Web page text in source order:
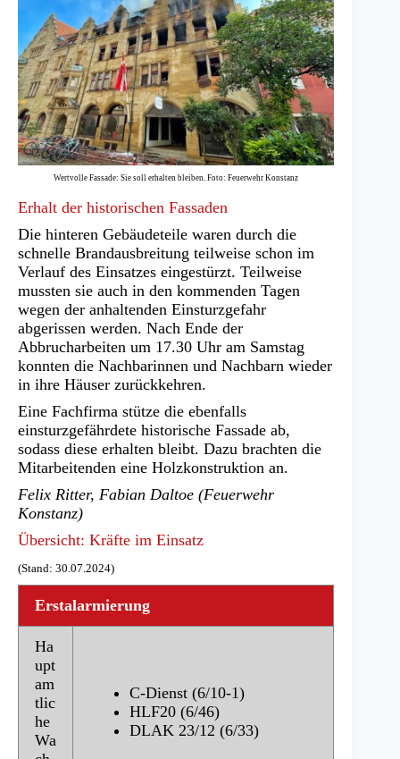
Wertvolle Fassade: Sie soll erhalten bleiben. Foto: Feuerwehr Konstanz
Erhalt der historischen Fassaden
Die hinteren Gebäudeteile waren durch die
schnelle Brandausbreitung teilweise schon im
Verlauf des Einsatzes eingestürzt. Teilweise
mussten sie auch in den kommenden Tagen
wegen der anhaltenden Einsturzgefahr
abgerissen werden. Nach Ende der
Abbrucharbeiten um 17.30 Uhr am Samstag
konnten die Nachbarinnen und Nachbarn wieder
in ihre Häuser zurückkehren.
Eine Fachfirma stütze die ebenfalls
einsturzgefährdete historische Fassade ab,
sodass diese erhalten bleibt. Dazu brachten die
Mitarbeitenden eine Holzkonstruktion an.
Felix Ritter, Fabian Daltoe (Feuerwehr
Konstanz)
Übersicht: Kräfte im Einsatz
(Stand: 30.07.2024)
Erstalarmierung
Ha
upt
am
tlic
he
Wa
C-Dienst (6/10-1)
HLF20 (6/46)
DLAK 23/12 (6/33)